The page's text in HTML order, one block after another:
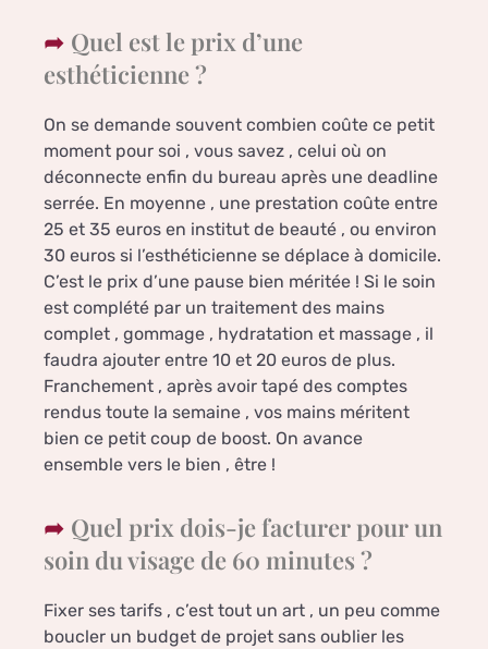
Quel est le prix d’une
esthéticienne ?
On se demande souvent combien coûte ce petit
moment pour soi , vous savez , celui où on
déconnecte enfin du bureau après une deadline
serrée. En moyenne , une prestation coûte entre
25 et 35 euros en institut de beauté , ou environ
30 euros si l’esthéticienne se déplace à domicile.
C’est le prix d’une pause bien méritée ! Si le soin
est complété par un traitement des mains
complet , gommage , hydratation et massage , il
faudra ajouter entre 10 et 20 euros de plus.
Franchement , après avoir tapé des comptes
rendus toute la semaine , vos mains méritent
bien ce petit coup de boost. On avance
ensemble vers le bien , être !
Quel prix dois-je facturer pour un
soin du visage de 60 minutes ?
Fixer ses tarifs , c’est tout un art , un peu comme
boucler un budget de projet sans oublier les